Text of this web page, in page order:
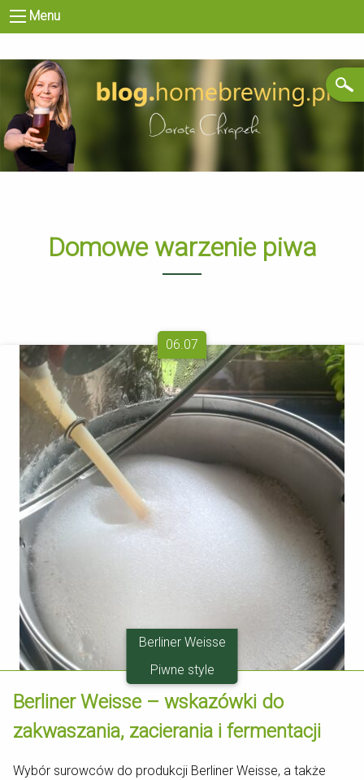
Menu
Domowe warzenie piwa
06.07
Berliner Weisse
Piwne style
Berliner Weisse – wskazówki do
zakwaszania, zacierania i fermentacji
Wybór surowców do produkcji Berliner Weisse, a także